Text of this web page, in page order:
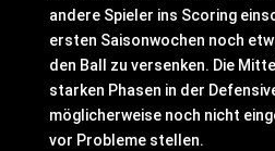
andere Spieler ins Scoring
ersten Saisonwochen noch
den Ball zu versenken. Die
starken Phasen in der
möglicherweise noch nicht
vor Probleme stellen.